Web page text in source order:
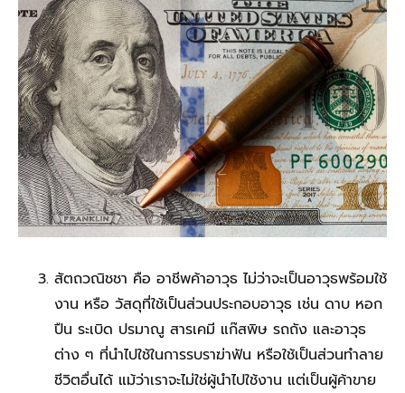
สัตถวณิชชา คือ อาชีพค้าอาวุธ ไม่ว่าจะเป็นอาวุธพร้อมใช้
งาน หรือ วัสดุที่ใช้เป็นส่วนประกอบอาวุธ เช่น ดาบ หอก
ปืน ระเบิด ปรมาณู สารเคมี แก๊สพิษ รถถัง และอาวุธ
ต่าง ๆ ที่นำไปใช้ในการรบราฆ่าฟัน หรือใช้เป็นส่วนทำลาย
ชีวิตอื่นได้ แม้ว่าเราจะไม่ใช่ผู้นำไปใช้งาน แต่เป็นผู้ค้าขาย